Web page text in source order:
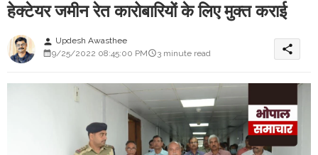
हेक्टेयर जमीन रेत कारोबारियों के लिए मुक्त कराई
person Updesh Awasthee
9/25/2022 08:45:00 PM
3 minute read share